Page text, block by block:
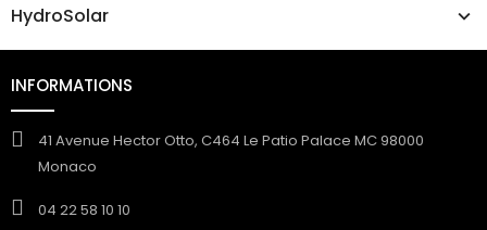
HydroSolar
INFORMATIONS
41 Avenue Hector Otto, C464 Le Patio Palace MC 98000
Monaco
04 22 58 10 10